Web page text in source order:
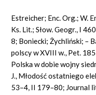
Estreicher; Enc. Org.; W.
Ks. Lit.; Słow. Geogr., I
8; Boniecki; Żychliński; –
polscy w XVIII w., Pet.
Polska w dobie wojny
J., Młodość ostatniego
53–4, II 179–80; Journal